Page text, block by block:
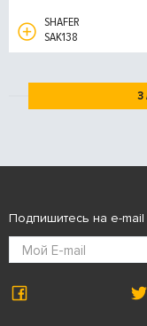
SHAFER
SAK138
Подпишитесь на e-mail